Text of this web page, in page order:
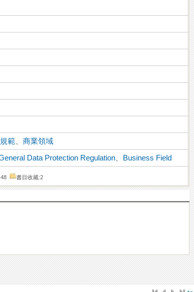
範 、商業領域
Data Protection Regulation
Business Field
書目收藏:2